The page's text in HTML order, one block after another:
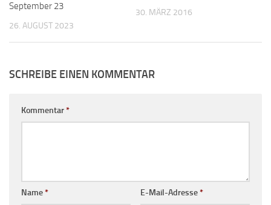
September 23
26. AUGUST 2023
30. MÄRZ 2016
SCHREIBE EINEN KOMMENTAR
Kommentar*
Name* E-Mail-Adresse*